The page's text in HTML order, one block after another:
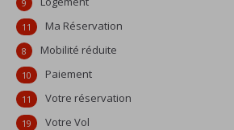
9
Ma Réservation
11
Mobilité réduite
8
Paiement
10
Votre réservation
11
Votre Vol
19